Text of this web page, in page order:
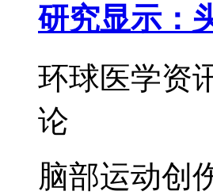
研究显示：
环球医学资
论
脑部运动创